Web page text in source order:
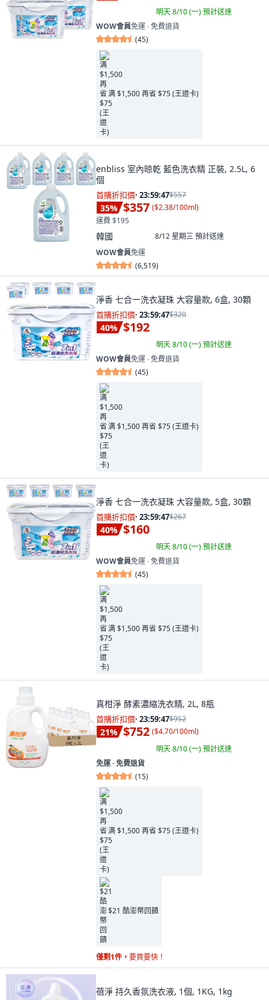
明天 8/10 (一)預計送達
WOW會員免運 ∙ 免費退貨
(45)
满 $1,500 再省 $75 (王道卡)
enbliss 室內晾乾 藍色洗衣精 正裝, 2.5L, 6
個
首購折扣價· 23:59:45$557
35% $357 ($2.38/100ml)
運費 $195
韓國 8/12 星期三預計送達
WOW會員免運
(6,519)
淨香 七合一洗衣凝珠 大容量款, 6盒, 30顆
首購折扣價· 23:59:45$320
40% $192
明天 8/10 (一)預計送達
WOW會員免運 ∙ 免費退貨
(45)
满 $1,500 再省 $75 (王道卡)
淨香 七合一洗衣凝珠 大容量款, 5盒, 30顆
首購折扣價· 23:59:45$267
40% $160
明天 8/10 (一)預計送達
WOW會員免運 ∙ 免費退貨
(45)
满 $1,500 再省 $75 (王道卡)
真柑淨 酵素濃縮洗衣精, 2L, 8瓶
首購折扣價· 23:59:45$952
21% $752 ($4.70/100ml)
明天 8/10 (一)預計送達
免運 ∙ 免費退貨
(15)
满 $1,500 再省 $75 (王道卡)
$21 酷澎幣回饋
僅剩1件， 要買要快！
蓓淨 持久香氛洗衣液, 1個, 1KG, 1kg